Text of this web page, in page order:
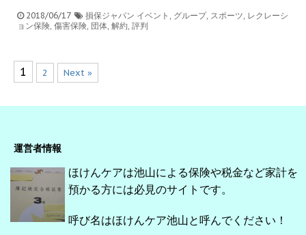
2018/06/17 損保ジャパン イベント , グループ, スポーツ, レクレーシ
ョン保険, 傷害保険, 団体, 解約, 評判
1 2 Next »
運営者情報
ほけんケアは池山による保険や税金など家計を
預かる方には必見のサイトです。
呼び名はほけんケア池山と呼んでください！